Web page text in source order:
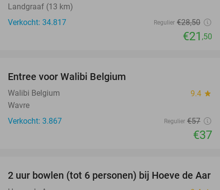
Landgraaf (13 km)
Verkocht: 34.817
Regulier €28,50
€21 ,50
Entree voor Walibi Belgium
Walibi Belgium 9.4 star
Wavre
Verkocht: 3.867
Regulier €57
€37
50%
2 uur bowlen (tot 6 personen) bij Hoeve de Aar